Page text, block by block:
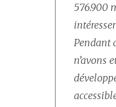
576.900
Pendant
n’avons